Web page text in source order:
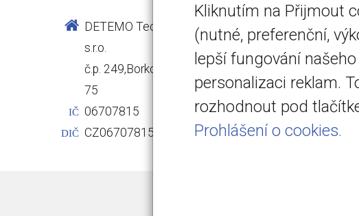
DETEMO Technology
s.r.o.
č.p. 249,Borkovany 691
75
IČ 06707815
DIČ CZ06707815
info@detemo.cz
www.detemo.cz
+420 731 518 454
C 103822 vedená u
Krajského soudu v
Kliknutím na Přijmout
(nutné, preferenční,
lepší fungování
personalizaci reklam.
rozhodnout pod
Prohlášení o cookies.